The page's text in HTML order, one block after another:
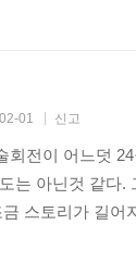
01 신고
회전이 어느덧
는 아닌것 같다
스토리가 길